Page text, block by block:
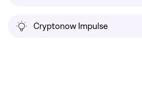
Cryptonow Impulse